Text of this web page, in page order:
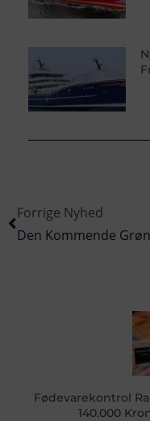
Forrige Nyhed
Fødevarekontrol
140.000